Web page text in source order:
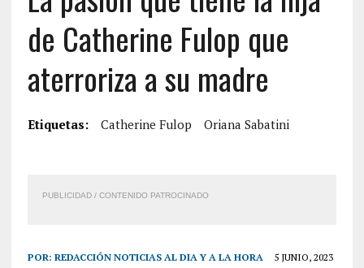
de Catherine Fulop que
aterroriza a su madre
Etiquetas: Catherine Fulop Oriana Sabatini
PUBLICIDAD / CONTENIDO PATROCINADO
POR: REDACCIÓN NOTICIAS AL DIA Y A LA HORA 5 JUNIO, 2023